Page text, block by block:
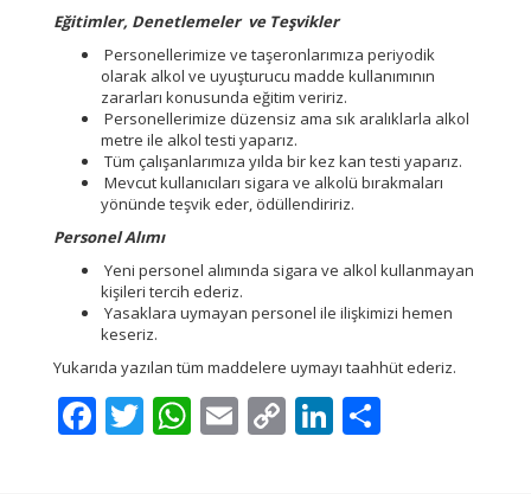
Eğitimler, Denetlemeler ve Teşvikler
Personellerimize ve taşeronlarımıza periyodik
olarak alkol ve uyuşturucu madde kullanımının
zararları konusunda eğitim veririz.
Personellerimize düzensiz ama sık aralıklarla alkol
metre ile alkol testi yaparız.
Tüm çalışanlarımıza yılda bir kez kan testi yaparız.
Mevcut kullanıcıları sigara ve alkolü bırakmaları
yönünde teşvik eder, ödüllendiririz.
Personel Alımı
Yeni personel alımında sigara ve alkol kullanmayan
kişileri tercih ederiz.
Yasaklara uymayan personel ile ilişkimizi hemen
keseriz.
Yukarıda yazılan tüm maddelere uymayı taahhüt ederiz.
Facebook
Twitter
WhatsApp
EmailCopyLinkedIn